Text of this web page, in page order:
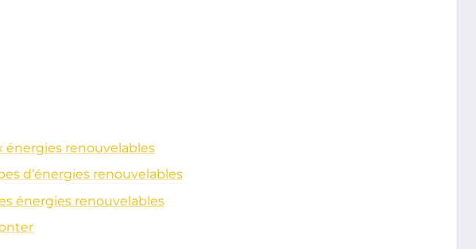
renouvelables
d’énergies renouvelables
énergies renouvelables